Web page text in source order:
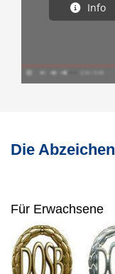
Info
Die Abzeichen
Für Erwachsene